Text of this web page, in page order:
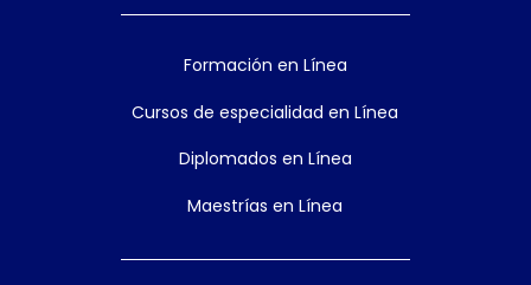
Formación en Línea
Cursos de especialidad en Línea
Diplomados en Línea
Maestrías en Línea